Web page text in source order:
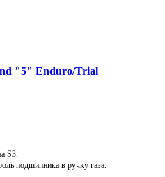
"5" Enduro/Trial
S3.
подшипника в ручку газа.